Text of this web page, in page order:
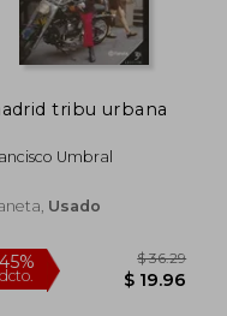
dcto. $
tribu urbana
Umbral
Usado